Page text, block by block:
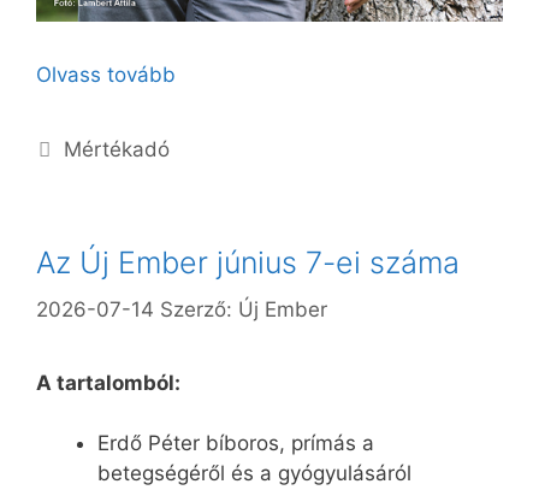
Olvass tovább
Kategória
Mértékadó
Az Új Ember június 7-ei száma
2026-07-14 Szerző: Új Ember
A tartalomból:
Erdő Péter bíboros, prímás a
betegségéről és a gyógyulásáról